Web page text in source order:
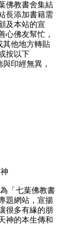
佛教書舍集結
長添加書籍需
及本站的宣
心佛友幫忙，
其他地方轉貼
按以下
印經無異，
「七葉佛教書
題網站，宣揚
很多有緣的朋
神的本生傳和